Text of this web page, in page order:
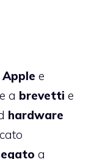
Apple e
a brevetti e
hardware
a